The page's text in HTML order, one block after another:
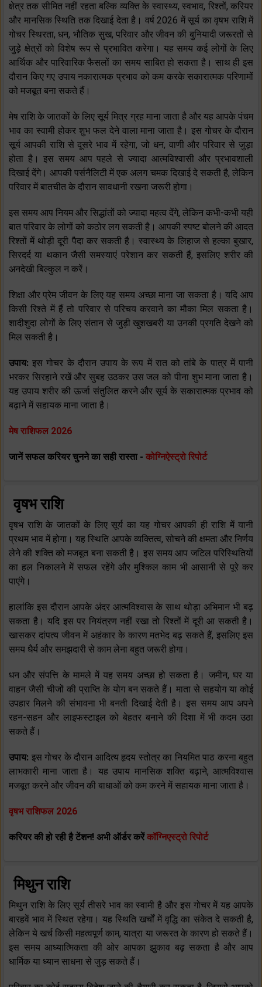
क्षेत्र तक सीमित नहीं रहता बल्कि व्यक्ति के स्वास्थ्य, स्वभाव, रिश्तों, करियर
और मानसिक स्थिति तक दिखाई देता है। वर्ष 2026 में सूर्य का वृषभ राशि में
गोचर स्थिरता, धन, भौतिक सुख, परिवार और जीवन की बुनियादी जरूरतों से
जुड़े क्षेत्रों को विशेष रूप से प्रभावित करेगा। यह समय कई लोगों के लिए
आर्थिक और पारिवारिक फैसलों का समय साबित हो सकता है। साथ ही इस
दौरान किए गए उपाय नकारात्मक प्रभाव को कम करके सकारात्मक परिणामों
को मजबूत बना सकते हैं।
मेष राशि के जातकों के लिए सूर्य मित्र ग्रह माना जाता है और यह आपके पंचम
भाव का स्वामी होकर शुभ फल देने वाला माना जाता है। इस गोचर के दौरान
सूर्य आपकी राशि से दूसरे भाव में रहेगा, जो धन, वाणी और परिवार से जुड़ा
होता है। इस समय आप पहले से ज्यादा आत्मविश्वासी और प्रभावशाली
दिखाई देंगे। आपकी पर्सनैलिटी में एक अलग चमक दिखाई दे सकती है, लेकिन
परिवार में बातचीत के दौरान सावधानी रखना जरूरी होगा।
इस समय आप नियम और सिद्धांतों को ज्यादा महत्व देंगे, लेकिन कभी-कभी यही
बात परिवार के लोगों को कठोर लग सकती है। आपकी स्पष्ट बोलने की आदत
रिश्तों में थोड़ी दूरी पैदा कर सकती है। स्वास्थ्य के लिहाज से हल्का बुखार,
सिरदर्द या थकान जैसी समस्याएं परेशान कर सकती हैं, इसलिए शरीर की
अनदेखी बिल्कुल न करें।
शिक्षा और प्रेम जीवन के लिए यह समय अच्छा माना जा सकता है। यदि आप
किसी रिश्ते में हैं तो परिवार से परिचय करवाने का मौका मिल सकता है।
शादीशुदा लोगों के लिए संतान से जुड़ी खुशखबरी या उनकी प्रगति देखने को
मिल सकती है।
उपाय:इस गोचर के दौरान उपाय के रूप में रात को तांबे के पात्र में पानी
भरकर सिरहाने रखें और सुबह उठकर उस जल को पीना शुभ माना जाता है।
यह उपाय शरीर की ऊर्जा संतुलित करने और सूर्य के सकारात्मक प्रभाव को
बढ़ाने में सहायक माना जाता है।
मेष राशिफल 2026
जानें सफल करियर चुनने का सही रास्ता - कोग्निऐस्ट्रो रिपोर्ट
वृषभ राशि
वृषभ राशि के जातकों के लिए सूर्य का यह गोचर आपकी ही राशि में यानी
प्रथम भाव में होगा। यह स्थिति आपके व्यक्तित्व, सोचने की क्षमता और निर्णय
लेने की शक्ति को मजबूत बना सकती है। इस समय आप जटिल परिस्थितियों
का हल निकालने में सफल रहेंगे और मुश्किल काम भी आसानी से पूरे कर
पाएंगे।
हालांकि इस दौरान आपके अंदर आत्मविश्वास के साथ थोड़ा अभिमान भी बढ़
सकता है। यदि इस पर नियंत्रण नहीं रखा तो रिश्तों में दूरी आ सकती है।
खासकर दांपत्य जीवन में अहंकार के कारण मतभेद बढ़ सकते हैं, इसलिए इस
समय धैर्य और समझदारी से काम लेना बहुत जरूरी होगा।
धन और संपत्ति के मामले में यह समय अच्छा हो सकता है। जमीन, घर या
वाहन जैसी चीजों की प्राप्ति के योग बन सकते हैं। माता से सहयोग या कोई
उपहार मिलने की संभावना भी बनती दिखाई देती है। इस समय आप अपने
रहन-सहन और लाइफस्टाइल को बेहतर बनाने की दिशा में भी कदम उठा
सकते हैं।
उपाय: इस गोचर के दौरान आदित्य हृदय स्तोत्र का नियमित पाठ करना बहुत
लाभकारी माना जाता है। यह उपाय मानसिक शक्ति बढ़ाने, आत्मविश्वास
मजबूत करने और जीवन की बाधाओं को कम करने में सहायक माना जाता है।
वृषभ राशिफल 2026
करियर की हो रही है टेंशन! अभी ऑर्डर करेंकॉग्निएस्ट्रो रिपोर्ट
मिथुन राशि
मिथुन राशि के लिए सूर्य तीसरे भाव का स्वामी है और इस गोचर में यह आपके
बारहवें भाव में स्थित रहेगा। यह स्थिति खर्चों में वृद्धि का संकेत दे सकती है,
लेकिन ये खर्च किसी महत्वपूर्ण काम, यात्रा या जरूरत के कारण हो सकते हैं।
इस समय आध्यात्मिकता की ओर आपका झुकाव बढ़ सकता है और आप
धार्मिक या ध्यान साधना से जुड़ सकते हैं।